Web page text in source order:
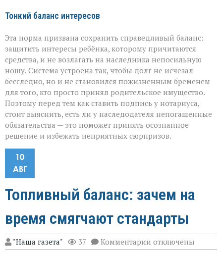
Тонкий баланс интересов
Эта норма призвана сохранить справедливый баланс:
защитить интересы ребёнка, которому причитаются
средства, и не возлагать на наследника непосильную
ношу. Система устроена так, чтобы долг не исчезал
бесследно, но и не становился пожизненным бременем
для того, кто просто принял родительское имущество.
Поэтому перед тем как ставить подпись у нотариуса,
стоит выяснить, есть ли у наследодателя непогашенные
обязательства — это поможет принять осознанное
решение и избежать неприятных сюрпризов.
10
АВГ
Топливный баланс: зачем на
время смягчают стандарты
"Наша газета" 37 Комментарии к
записи
отключены